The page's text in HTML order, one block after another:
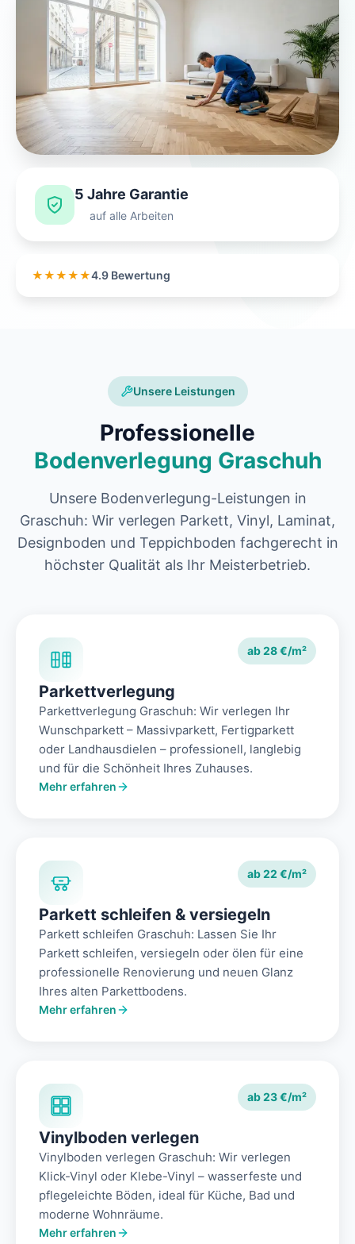
5 Jahre Garantie
auf alle Arbeiten
★★★★★4.9 Bewertung
Unsere Leistungen
Professionelle
Bodenverlegung Graschuh
Unsere Bodenverlegung-Leistungen in
Graschuh: Wir verlegen Parkett, Vinyl, Laminat,
Designboden und Teppichboden fachgerecht in
höchster Qualität als Ihr Meisterbetrieb.
ab 28 €/m²
Parkettverlegung
Parkettverlegung Graschuh: Wir verlegen Ihr
Wunschparkett – Massivparkett, Fertigparkett
oder Landhausdielen – professionell, langlebig
und für die Schönheit Ihres Zuhauses.
Mehr erfahren
ab 22 €/m²
Parkett schleifen & versiegeln
Parkett schleifen Graschuh: Lassen Sie Ihr
Parkett schleifen, versiegeln oder ölen für eine
professionelle Renovierung und neuen Glanz
Ihres alten Parkettbodens.
Mehr erfahren
ab 23 €/m²
Vinylboden verlegen
Vinylboden verlegen Graschuh: Wir verlegen
Klick-Vinyl oder Klebe-Vinyl – wasserfeste und
pflegeleichte Böden, ideal für Küche, Bad und
moderne Wohnräume.
Mehr erfahren